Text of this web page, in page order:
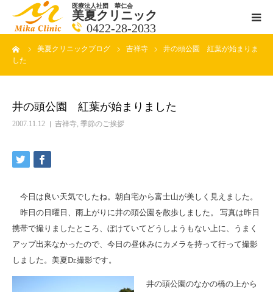
医療法人社団 華仁会
美夏クリニック
0422-28-2033
美夏クリニックブログ 吉祥寺
井の頭公園 紅葉が始まりま
した
井の頭公園 紅葉が始まりました
2007.11.12 吉祥寺, 季節のご挨拶
今日は良い天気でしたね。朝自宅から富士山が美しく見えました。
昨日の日曜日、雨上がりに井の頭公園を散歩しました。 写真は昨日
携帯で撮りましたところ、ぼけていてどうしようもない上に、うまく
アップ出来なかったので、今日の昼休みにカメラを持って行って撮影
しました。美夏Dr.撮影です。
井の頭公園のなかの橋の上から
医師紹介
クリニックの紹介
アクセス
メールで相談
ブログ一覧ページ
料金一覧 new